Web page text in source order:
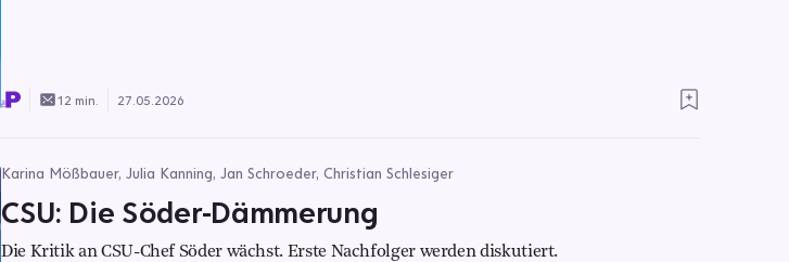
12 min. 27.05.2026
Karina Mößbauer, Julia Kanning, Jan Schroeder, Christian Schlesiger
CSU: Die Söder-Dämmerung
Die Kritik an CSU-Chef Söder wächst. Erste Nachfolger werden diskutiert.